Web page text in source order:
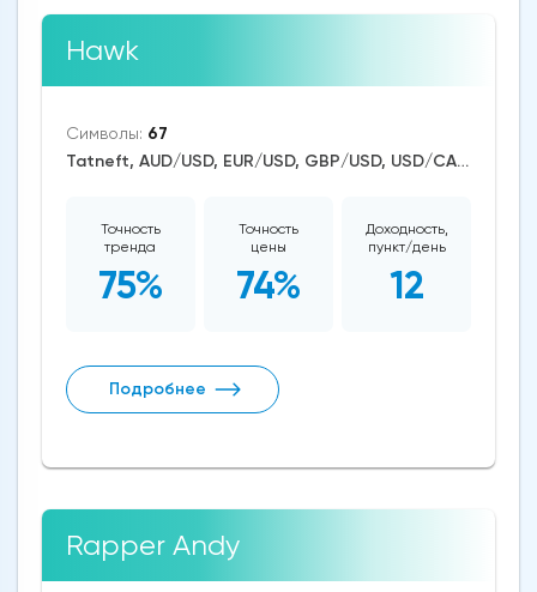
Hawk
Символы: 67
Tatneft, AUD/USD, EUR/USD, GBP/USD, USD/CAD, USD/CHF, USD/JPY, CAD/CHF, EUR/AUD, EUR/NZD, EUR/GBP, USD/CNH, CAD/JPY, USD/SGD, EUR/CHF, GBP/AUD, GBP/NZD, AUD/NZD, GBP/CHF, NZD/CHF, AUD/CHF, EUR/JPY, CHF/JPY, EUR/CAD, GBP/JPY, NZD/JPY, AUD/JPY, NZD/USD, GBP/CAD, NZD/CAD, AUD/CAD, Dash/USD, BitcoinCash/USD, Litecoin/USD, Ethereum/USD, Bitcoin/USD, XRP/USD, US Dollar Index, DAX, Nikkei 225, Dow Jones, NASDAQ 100, S&P 500, RUSSELL 2000, FTSE 100, Brent Crude Oil, WTI Crude Oil, Silver, Gold, Alphabet, Alibaba, Apple, Microsoft, Netflix, Coca-Cola, Meta Platforms, Walt Disney, Amazon, Tesla Motors, Boeing, Dogecoin, Polkadot, Uniswap, Chainlink, ASX 200, CBOE Volatility Index VIX, Solana
Точность
тренда
75%
Точность
цены
74%
Доходность,
пункт/день
12
Подробнее
Rapper Andy